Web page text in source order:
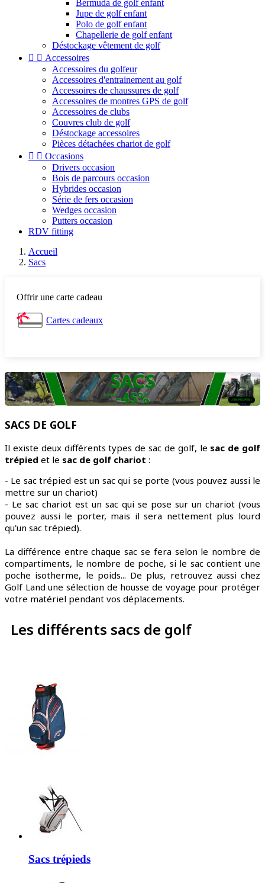
Bermuda de golf enfant
Jupe de golf enfant
Polo de golf enfant
Chapellerie de golf enfant
Déstockage vêtement de golf
  Accessoires
Accessoires du golfeur
Accessoires d'entrainement au golf
Accessoires de chaussures de golf
Accessoires de montres GPS de golf
Accessoires de clubs
Couvres club de golf
Déstockage accessoires
Pièces détachées chariot de golf
  Occasions
Drivers occasion
Bois de parcours occasion
Hybrides occasion
Série de fers occasion
Wedges occasion
Putters occasion
RDV fitting
Accueil
Sacs
Offrir une carte cadeau
Cartes cadeaux
SACS DE GOLF
Il existe deux différents types de sac de golf, le sac de golf
trépied et le sac de golf chariot :
- Le sac trépied est un sac qui se porte (vous pouvez aussi le
mettre sur un chariot)
- Le sac chariot est un sac qui se pose sur un chariot (vous
pouvez aussi le porter, mais il sera nettement plus lourd
qu'un sac trépied).
La différence entre chaque sac se fera selon le nombre de
compartiments, le nombre de poche, si le sac contient une
poche isotherme, le poids... De plus, retrouvez aussi chez
Golf Land une sélection de housse de voyage pour protéger
votre matériel pendant vos déplacements.
Les différents sacs de golf
Sacs trépieds